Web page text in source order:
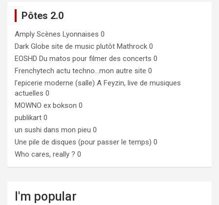
Pôtes 2.0
Amply Scènes Lyonnaises 0
Dark Globe site de music plutôt Mathrock 0
EOSHD Du matos pour filmer des concerts 0
Frenchytech actu techno…mon autre site 0
l'epicerie moderne (salle) A Feyzin, live de musiques
actuelles 0
MOWNO ex bokson 0
publikart 0
un sushi dans mon pieu 0
Une pile de disques (pour passer le temps) 0
Who cares, really ? 0
I'm popular